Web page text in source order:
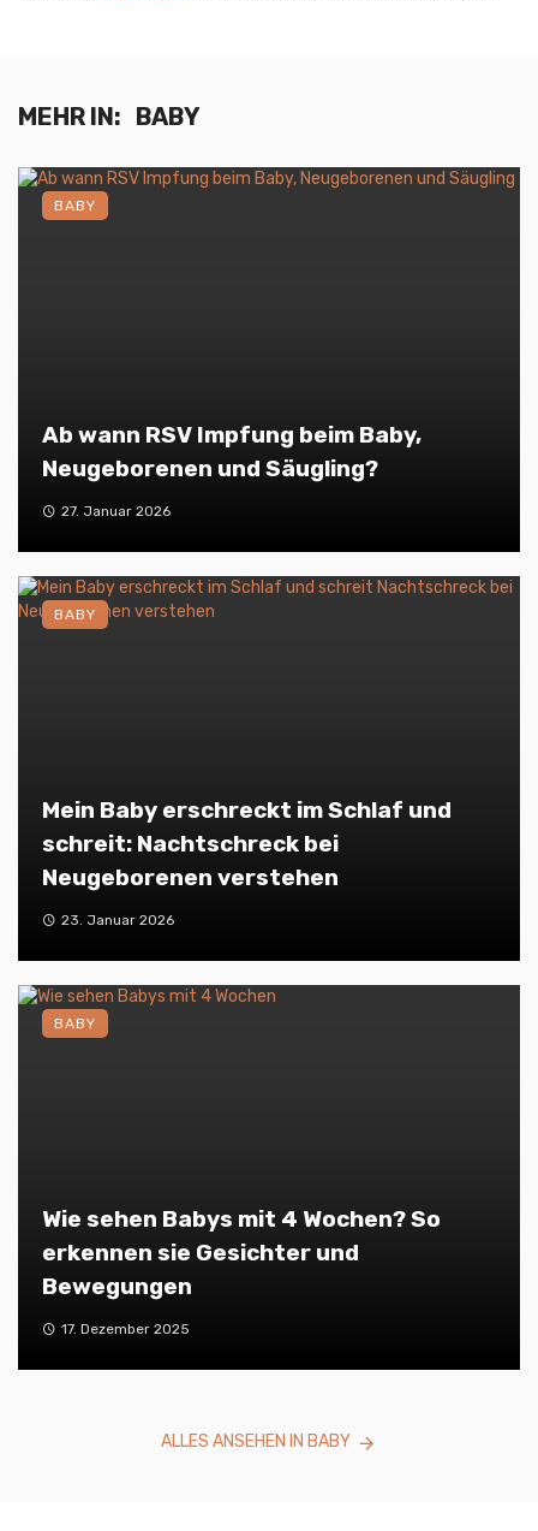
MEHR IN: BABY
Ab wann RSV Impfung beim Baby,
Neugeborenen und Säugling?
27. Januar 2026
BABY
Mein Baby erschreckt im Schlaf und
schreit: Nachtschreck bei
Neugeborenen verstehen
23. Januar 2026
BABY
Wie sehen Babys mit 4 Wochen? So
erkennen sie Gesichter und
Bewegungen
17. Dezember 2025
BABY
ALLES ANSEHEN IN BABY